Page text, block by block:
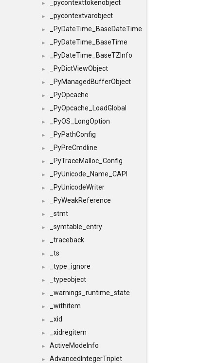
► _pycontexttokenobject
► _pycontextvarobject
► _PyDateTime_BaseDateTime
► _PyDateTime_BaseTime
► _PyDateTime_BaseTZInfo
► _PyDictViewObject
► _PyManagedBufferObject
► _PyOpcache
► _PyOpcache_LoadGlobal
► _PyOS_LongOption
► _PyPathConfig
► _PyPreCmdline
► _PyTraceMalloc_Config
► _PyUnicode_Name_CAPI
► _PyUnicodeWriter
► _PyWeakReference
► _stmt
► _symtable_entry
► _traceback
► _ts
► _type_ignore
► _typeobject
► _warnings_runtime_state
► _withitem
► _xid
► _xidregitem
► ActiveModeInfo
► AdvancedIntegerTriplet